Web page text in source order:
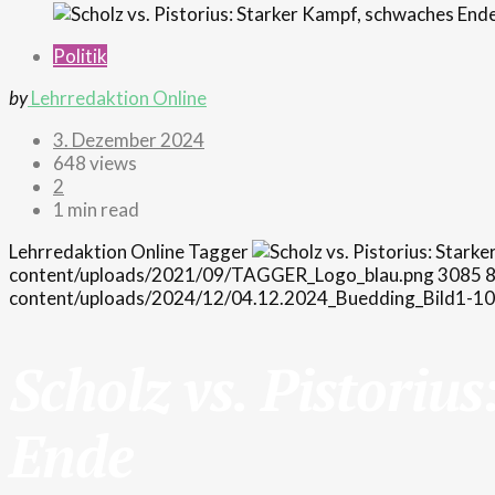
Politik
byLehrredaktion Online
3. Dezember 2024
648 views
2
1 min read
Lehrredaktion OnlineTagger
content/uploads/2021/09/TAGGER_Logo_blau.png3085
content/uploads/2024/12/04.12.2024_Buedding_Bild1-